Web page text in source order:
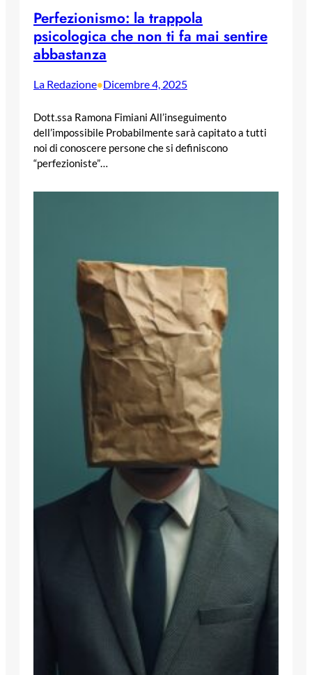
Perfezionismo: la trappola
psicologica che non ti fa mai sentire
abbastanza
La Redazione•Dicembre 4, 2025
Dott.ssa Ramona Fimiani All’inseguimento
dell’impossibile Probabilmente sarà capitato a tutti
noi di conoscere persone che si definiscono
“perfezioniste”…